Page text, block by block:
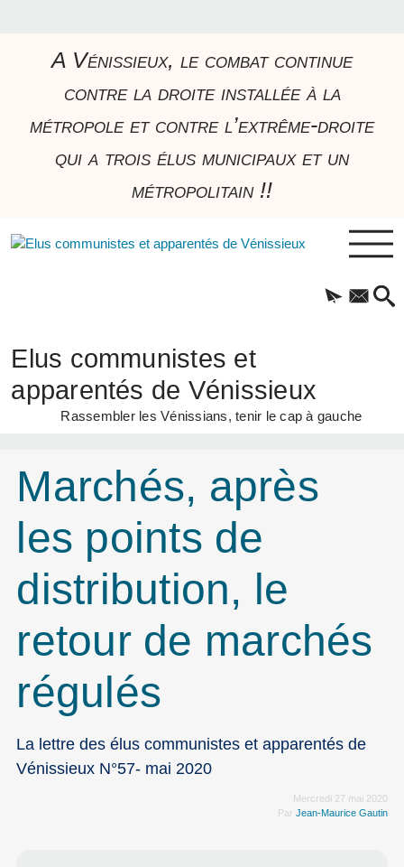
A Vénissieux, le combat continue
contre la droite installée à la
métropole et contre l’extrême-droite
qui a trois élus municipaux et un
métropolitain !!
Elus communistes et
apparentés de Vénissieux
Rassembler les Vénissians, tenir le cap à gauche
Marchés, après
les points de
distribution, le
retour de marchés
régulés
La lettre des élus communistes et apparentés de
Vénissieux N°57- mai 2020
Mercredi 27 mai 2020
Par Jean-Maurice Gautin